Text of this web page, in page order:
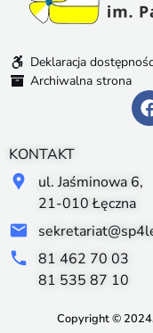
Deklaracja
Archiwalna strona
KONTAKT
ul. Jaśminowa 6,
21-010 Łęczna
81 462 70 03
81 535 87 10
Copyright ©